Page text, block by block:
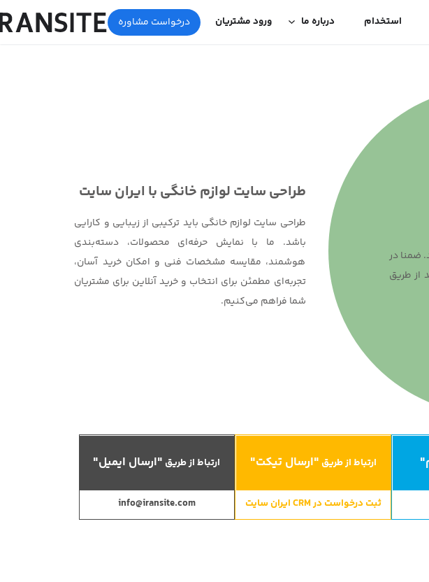
استخدام درباره ما ورود مشتریان درخواست مشاوره
ضمنا در
از طریق
طراحی سایت لوازم خانگی با ایران سایت
طراحی سایت لوازم خانگی باید ترکیبی از زیبایی و کارایی
باشد. ما با نمایش حرفه‌ای محصولات، دسته‌بندی
هوشمند، مقایسه مشخصات فنی و امکان خرید آسان،
تجربه‌ای مطمئن برای انتخاب و خرید آنلاین برای مشتریان
شما فراهم می‌کنیم.
ارتباط از طریق "ارسال تیکت"
ثبت درخواست در CRM ایران سایت
ارتباط از طریق "ارسال ایمیل"
info@iransite.com